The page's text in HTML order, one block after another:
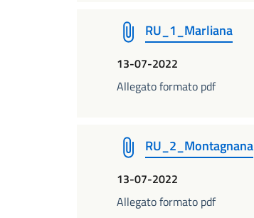
RU_1_Marliana
13-07-2022
Allegato formato pdf
RU_2_Montagnana
13-07-2022
Allegato formato pdf